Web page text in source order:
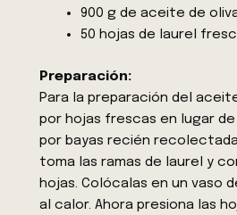
900 g de aceite de
50 hojas de laurel
Preparación:
Para la preparación del
por hojas frescas en lugar
por bayas recién
toma las ramas de laurel y
hojas. Colócalas en un vaso
al calor. Ahora presiona las